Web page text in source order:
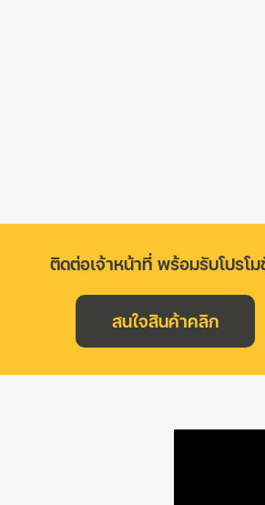
ติดต่อเจ้าหน้าที่ พร้อมรับโปรโ
สนใจสินค้าคลิก